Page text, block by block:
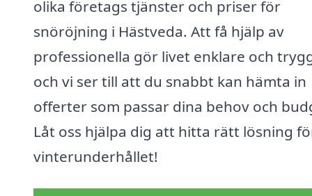
olika företags tjänster och priser för
snöröjning i Hästveda. Att få hjälp av
professionella gör livet enklare och
och vi ser till att du snabbt kan hämta in
offerter som passar dina behov och
Låt oss hjälpa dig att hitta rätt lösning
vinterunderhållet!